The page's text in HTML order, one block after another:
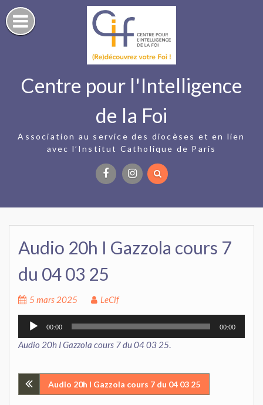
Skip
to
content
Centre pour l'Intelligence
de la Foi
Association au service des diocèses et en lien
avec l’Institut Catholique de Paris
Audio 20h I Gazzola cours 7
du 04 03 25
5 mars 2025
LeCif
Lecteur
audio
00:00 00:00
Audio 20h I Gazzola cours 7 du 04 03 25.
Navigation
Audio 20h I Gazzola cours 7 du 04 03 25